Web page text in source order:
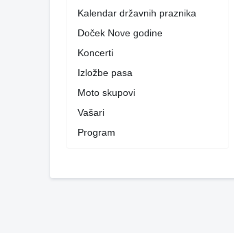
Kalendar državnih praznika
Doček Nove godine
Koncerti
Izložbe pasa
Moto skupovi
Vašari
Program